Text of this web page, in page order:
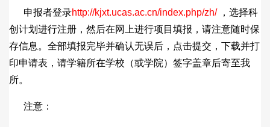
申报者登录http://kjxt.ucas.ac.cn/index.php/zh/，选择科
创计划进行注册，然后在网上进行项目填报，请注意随时保
存信息。全部填报完毕并确认无误后，点击提交，下载并打
印申请表，请学籍所在学校（或学院）签字盖章后寄至我
所。
注意：